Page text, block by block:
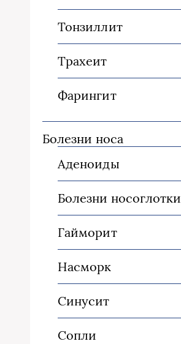
Тонзиллит
Трахеит
Фарингит
Болезни носа
Аденоиды
Болезни носоглотки
Гайморит
Насморк
Синусит
Сопли